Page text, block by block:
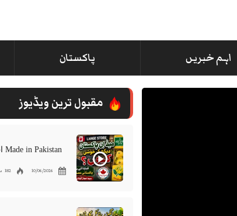
اہم خبریں پاکستان
مقبول ترین ویڈیوز
10/06/2026 182 مناظر